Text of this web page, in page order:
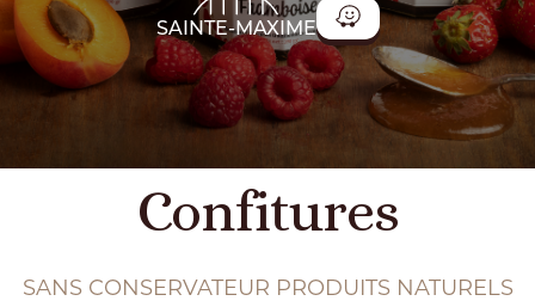
SAINTE-MAXIME
Confitures
SANS CONSERVATEUR PRODUITS NATURELS